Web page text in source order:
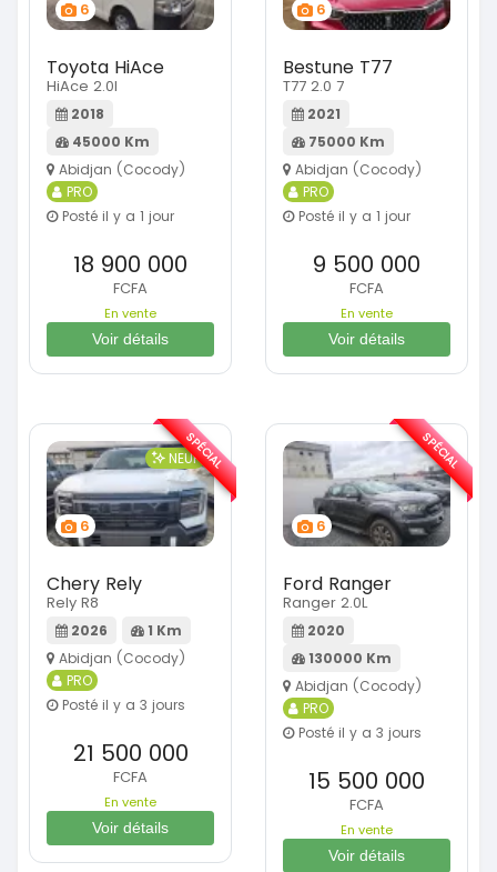
6
Toyota HiAce
HiAce 2.0l
2018
45000 Km
Abidjan (Cocody)
PRO
Posté il y a 1 jour
18 900 000
FCFA
En vente
Voir détails
6
Bestune T77
T77 2.0 7
2021
75000 Km
Abidjan (Cocody)
PRO
Posté il y a 1 jour
9 500 000
FCFA
En vente
Voir détails
6
NEUF
Chery Rely
Rely R8
2026
1 Km
Abidjan (Cocody)
PRO
Posté il y a 3 jours
21 500 000
FCFA
En vente
Voir détails
SPÉCIAL
6
Ford Ranger
Ranger 2.0L
2020
130000 Km
Abidjan (Cocody)
PRO
Posté il y a 3 jours
15 500 000
FCFA
En vente
Voir détails
SPÉCIAL